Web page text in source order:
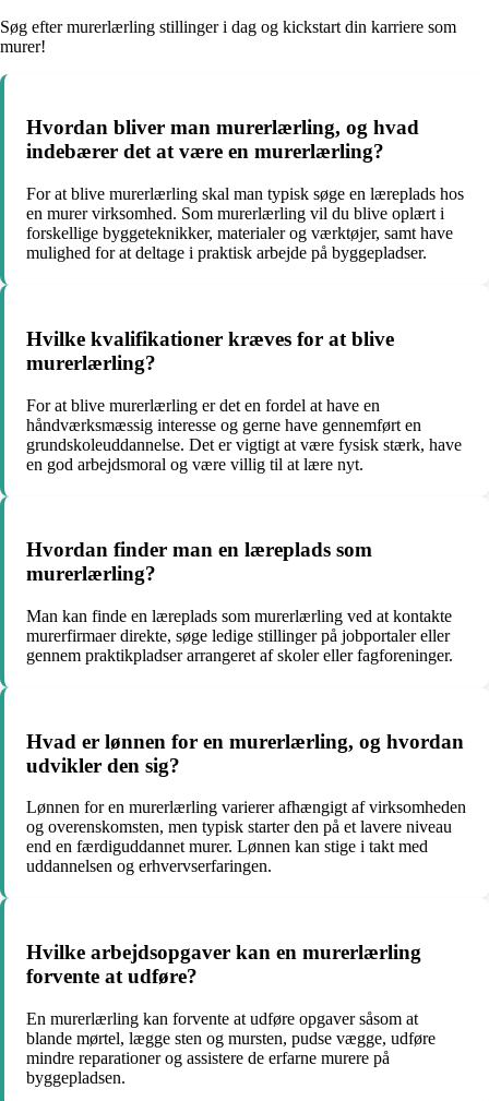
Søg efter murerlærling stillinger i dag og kickstart din karriere som
murer!
Hvordan bliver man murerlærling, og hvad
indebærer det at være en murerlærling?
For at blive murerlærling skal man typisk søge en læreplads hos
en murer virksomhed. Som murerlærling vil du blive oplært i
forskellige byggeteknikker, materialer og værktøjer, samt have
mulighed for at deltage i praktisk arbejde på byggepladser.
Hvilke kvalifikationer kræves for at blive
murerlærling?
For at blive murerlærling er det en fordel at have en
håndværksmæssig interesse og gerne have gennemført en
grundskoleuddannelse. Det er vigtigt at være fysisk stærk, have
en god arbejdsmoral og være villig til at lære nyt.
Hvordan finder man en læreplads som
murerlærling?
Man kan finde en læreplads som murerlærling ved at kontakte
murerfirmaer direkte, søge ledige stillinger på jobportaler eller
gennem praktikpladser arrangeret af skoler eller fagforeninger.
Hvad er lønnen for en murerlærling, og hvordan
udvikler den sig?
Lønnen for en murerlærling varierer afhængigt af virksomheden
og overenskomsten, men typisk starter den på et lavere niveau
end en færdiguddannet murer. Lønnen kan stige i takt med
uddannelsen og erhvervserfaringen.
Hvilke arbejdsopgaver kan en murerlærling
forvente at udføre?
En murerlærling kan forvente at udføre opgaver såsom at
blande mørtel, lægge sten og mursten, pudse vægge, udføre
mindre reparationer og assistere de erfarne murere på
byggepladsen.